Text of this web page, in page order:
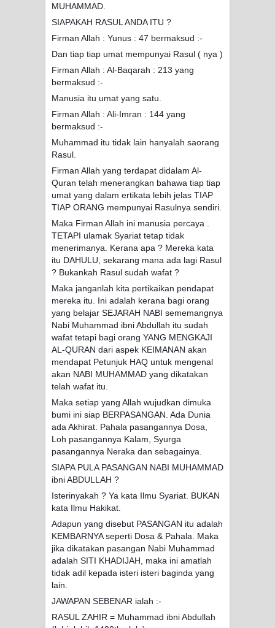
MUHAMMAD.
SIAPAKAH RASUL ANDA ITU ?
Firman Allah : Yunus : 47 bermaksud :-
Dan tiap tiap umat mempunyai Rasul ( nya )
Firman Allah : Al-Baqarah : 213 yang
bermaksud :-
Manusia itu umat yang satu.
Firman Allah : Ali-Imran : 144 yang
bermaksud :-
Muhammad itu tidak lain hanyalah saorang
Rasul.
Firman Allah yang terdapat didalam Al-
Quran telah menerangkan bahawa tiap tiap
umat yang dalam ertikata lebih jelas TIAP
TIAP ORANG mempunyai Rasulnya sendiri.
Maka Firman Allah ini manusia percaya .
TETAPI ulamak Syariat tetap tidak
menerimanya. Kerana apa ? Mereka kata
itu DAHULU, sekarang mana ada lagi Rasul
? Bukankah Rasul sudah wafat ?
Maka janganlah kita pertikaikan pendapat
mereka itu. Ini adalah kerana bagi orang
yang belajar SEJARAH NABI sememangnya
Nabi Muhammad ibni Abdullah itu sudah
wafat tetapi bagi orang YANG MENGKAJI
AL-QURAN dari aspek KEIMANAN akan
mendapat Petunjuk HAQ untuk mengenal
akan NABI MUHAMMAD yang dikatakan
telah wafat itu.
Maka setiap yang Allah wujudkan dimuka
bumi ini siap BERPASANGAN. Ada Dunia
ada Akhirat. Pahala pasangannya Dosa,
Loh pasangannya Kalam, Syurga
pasangannya Neraka dan sebagainya.
SIAPA PULA PASANGAN NABI MUHAMMAD
ibni ABDULLAH ?
Isterinyakah ? Ya kata Ilmu Syariat. BUKAN
kata Ilmu Hakikat.
Adapun yang disebut PASANGAN itu adalah
KEMBARNYA seperti Dosa & Pahala. Maka
jika dikatakan pasangan Nabi Muhammad
adalah SITI KHADIJAH, maka ini amatlah
tidak adil kepada isteri isteri baginda yang
lain.
JAWAPAN SEBENAR ialah :-
RASUL ZAHIR = Muhammad ibni Abdullah